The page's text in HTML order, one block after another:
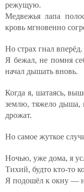
режущую.
Медвежья лапа
кровь мгновенно
Но страх гнал вперёд.
Я бежал, не помня
начал дышать вновь.
Когда я, шатаясь,
землю, тяжело дыша,
дрожат.
Но самое жуткое
Ночью, уже дома, я
Тихий, будто кто-то
Я подошёл к окну —